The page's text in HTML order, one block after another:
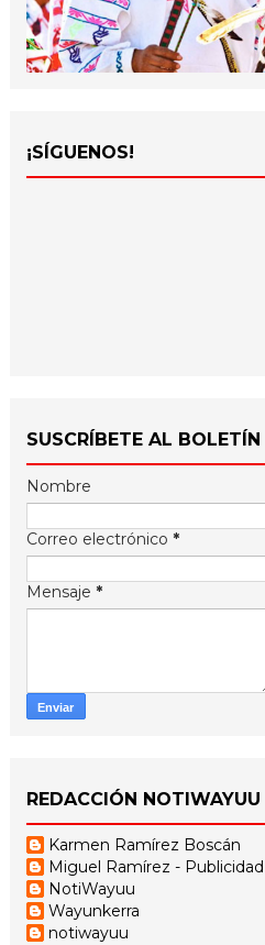
¡SÍGUENOS!
SUSCRÍBETE AL BOLETÍN
Nombre
Correo electrónico *
Mensaje *
REDACCIÓN NOTIWAYUU
Karmen Ramírez Boscán
Miguel Ramírez - Publicidad
NotiWayuu
Wayunkerra
notiwayuu